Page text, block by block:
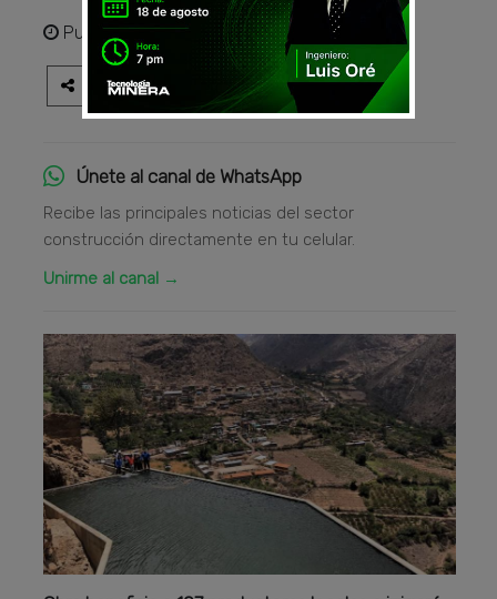
Publicadohace 7 años
Únete al canal de WhatsApp
Recibe las principales noticias del sector
construcción directamente en tu celular.
Unirme al canal →